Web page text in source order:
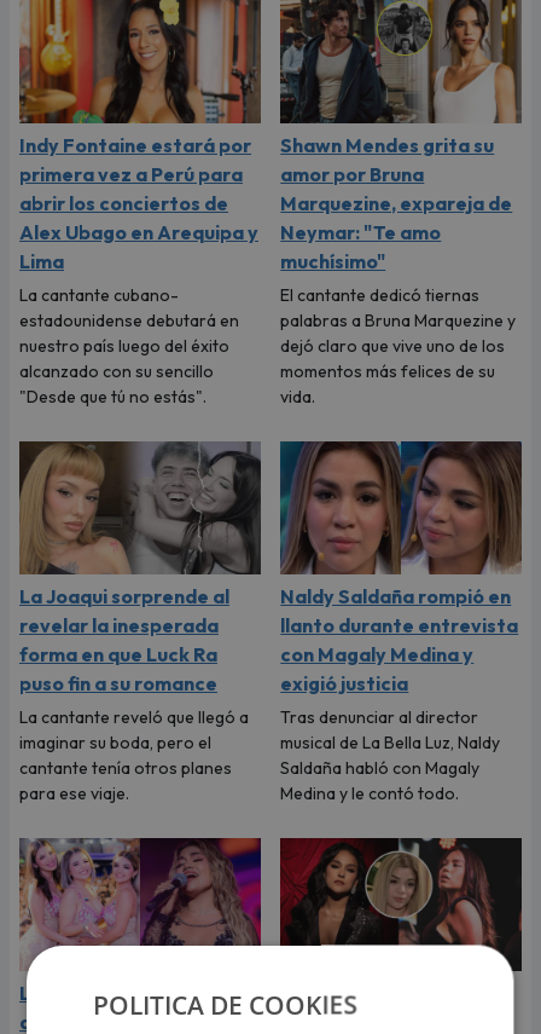
Indy Fontaine estará por
primera vez a Perú para
abrir los conciertos de
Alex Ubago en Arequipa y
Lima
La cantante cubano-
estadounidense debutará en
nuestro país luego del éxito
alcanzado con su sencillo
"Desde que tú no estás".
Shawn Mendes grita su
amor por Bruna
Marquezine, expareja de
Neymar: "Te amo
muchísimo"
El cantante dedicó tiernas
palabras a Bruna Marquezine y
dejó claro que vive uno de los
momentos más felices de su
vida.
La Joaqui sorprende al
revelar la inesperada
forma en que Luck Ra
puso fin a su romance
La cantante reveló que llegó a
imaginar su boda, pero el
cantante tenía otros planes
para ese viaje.
Naldy Saldaña rompió en
llanto durante entrevista
con Magaly Medina y
exigió justicia
Tras denunciar al director
musical de La Bella Luz, Naldy
Saldaña habló con Magaly
Medina y le contó todo.
La Bella Luz: cantantes
de la agrupación
Daniela Darcourt, Masiel
Málaga y más salseras
POLITICA DE COOKIES